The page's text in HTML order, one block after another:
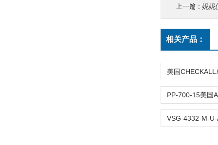
上一篇 : 妮妮
相关产品：